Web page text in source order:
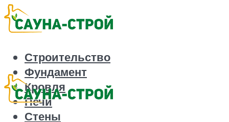
Строительство
Фундамент
Кровля
Печи
Стены